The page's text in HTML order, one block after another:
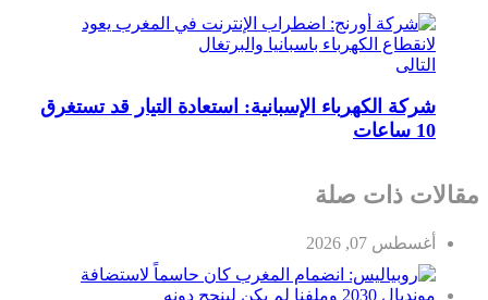
التالى
شركة الكهرباء الإسبانية: استعادة التيار قد تستغرق
10 ساعات
مقالات ذات صلة
أغسطس 07, 2026